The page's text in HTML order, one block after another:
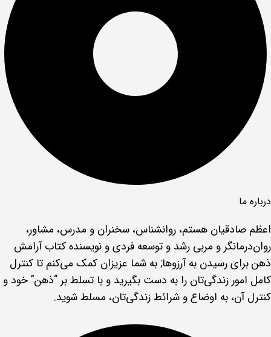
درباره ما
اعظم صادقیان هستم، روانشناس، سخنران و مدرس، مشاور،
روان‌درمانگر و مربی رشد و توسعه فردی و نویسنده کتاب آرامش
ذهن برای رسیدن به آرزوها; به شما عزیزان کمک می‌کنم تا کنترل
کامل امور زندگی‌تان را به دست بگیرید و با تسلط بر “ذهن” خود و
کنترل آن، به اوضاع و شرائط زندگی‌تان، مسلط شوید.